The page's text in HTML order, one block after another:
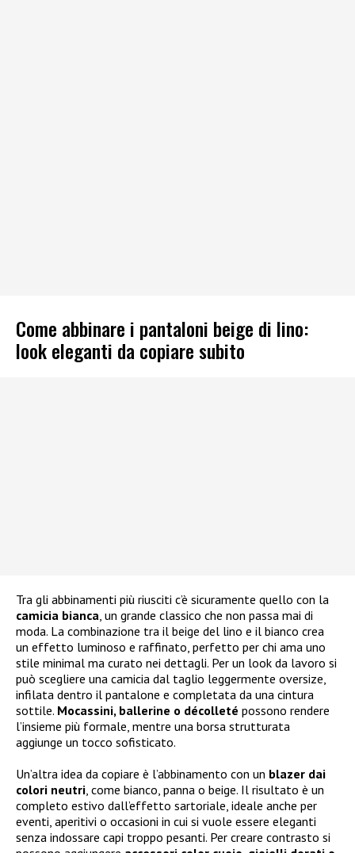
Come abbinare i pantaloni beige di lino:
look eleganti da copiare subito
Tra gli abbinamenti più riusciti c’è sicuramente quello con la
camicia bianca , un grande classico che non passa mai di
moda. La combinazione tra il beige del lino e il bianco crea
un effetto luminoso e raffinato, perfetto per chi ama uno
stile minimal ma curato nei dettagli. Per un look da lavoro si
può scegliere una camicia dal taglio leggermente oversize,
infilata dentro il pantalone e completata da una cintura
sottile. Mocassini, ballerine o décolleté possono rendere
l’insieme più formale, mentre una borsa strutturata
aggiunge un tocco sofisticato.
Un’altra idea da copiare è l’abbinamento con un blazer dai
colori neutri , come bianco, panna o beige. Il risultato è un
completo estivo dall’effetto sartoriale, ideale anche per
eventi, aperitivi o occasioni in cui si vuole essere eleganti
senza indossare capi troppo pesanti. Per creare contrasto si